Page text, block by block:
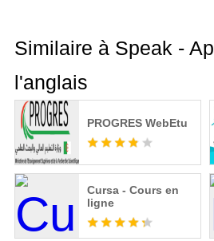
Similaire à Speak -
l'anglais
PROGRES WebEtu
Cursa - Cours en
ligne